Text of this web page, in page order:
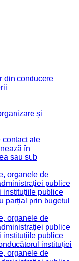
din conducere
și
contact ale
în
sau sub
organele de
publice
instituțiile publice
parțial prin bugetul
organele de
publice
instituțiile publice
instituției
organele de